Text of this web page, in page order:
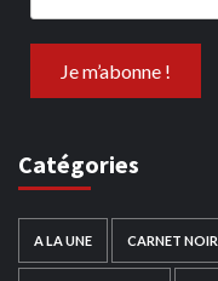
Catégories
A LA UNE CARNET NOIR